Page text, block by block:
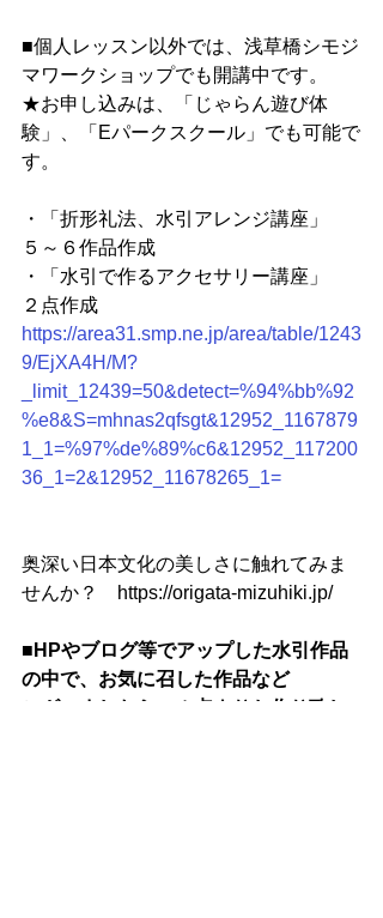
■個人レッスン以外では、浅草橋シモジ
マワークショップでも開講中です。
★お申し込みは、「じゃらん遊び体
験」、「Eパークスクール」でも可能で
す。
・「折形礼法、水引アレンジ講座」
５～６作品作成
・「水引で作るアクセサリー講座」
２点作成
https://area31.smp.ne.jp/area/table/1243
9/EjXA4H/M?
_limit_12439=50&detect=%94%bb%92
%e8&S=mhnas2qfsgt&12952_1167879
1_1=%97%de%89%c6&12952_117200
36_1=2&12952_11678265_1=
奥深い日本文化の美しさに触れてみま
せんか？　https://origata-mizuhiki.jp/
■HPやブログ等でアップした水引作品
の中で、お気に召した作品など
ございましたら、１点よりお作り致し